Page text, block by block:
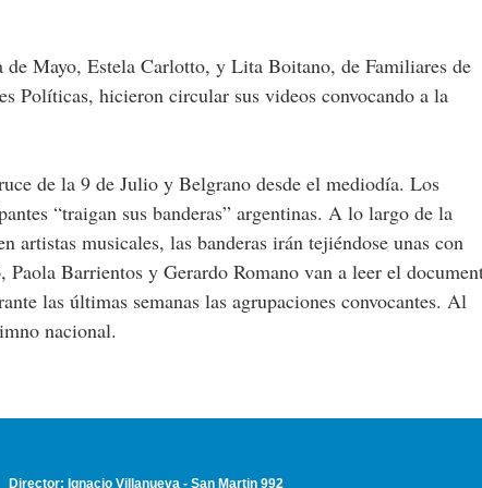
Mayo, Estela Carlotto, y Lita Boitano, de Familiares de
Políticas, hicieron circular sus videos convocando a la
de la 9 de Julio y Belgrano desde el mediodía. Los
“traigan sus banderas” argentinas. A lo largo de la
artistas musicales, las banderas irán tejiéndose unas con
Barrientos y Gerardo Romano van a leer el
las últimas semanas las agrupaciones convocantes. Al
nacional.
Director: Ignacio Villanueva - San Martin 992